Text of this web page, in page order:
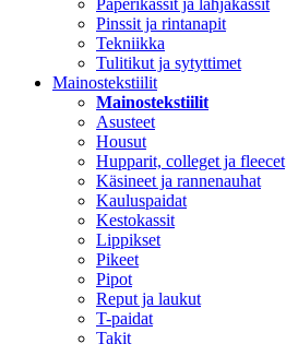
Paperikassit ja lahjakassit
Pinssit ja rintanapit
Tekniikka
Tulitikut ja sytyttimet
Mainostekstiilit
Mainostekstiilit
Asusteet
Housut
Hupparit, colleget ja fleecet
Käsineet ja rannenauhat
Kauluspaidat
Kestokassit
Lippikset
Pikeet
Pipot
Reput ja laukut
T-paidat
Takit